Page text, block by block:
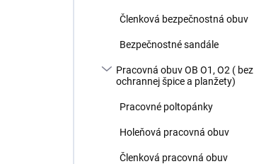
Členková bezpečnostná obuv
Bezpečnostné sandále
Pracovná obuv OB O1, O2 ( bez
ochrannej špice a planžety)
Pracovné poltopánky
Holeňová pracovná obuv
Členková pracovná obuv